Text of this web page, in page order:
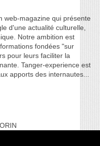
web-magazine qui présente
d'une actualité culturelle,
Notre ambition est
fondées "sur
pour leurs faciliter la
Tanger-experience est
apports des internautes...